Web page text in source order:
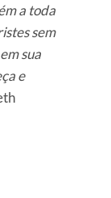
a toda
sem
sua
e